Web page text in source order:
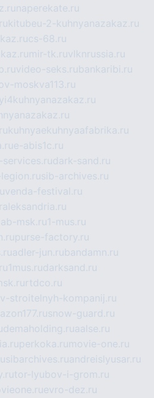
naperekate.ru
kitubeu-2-kuhnyanazakaz.ru
cs-68.ru
mir-tk.ruvlknrussia.ru
video-seks.rubankaribi.ru
moskva113.ru
kuhnyaekuhnyaafabrika.ru
e-abis1c.ru
services.rudark-sand.ru
sib-archives.ru
venda-festival.ru
msk.ru1-mus.ru
purse-factory.ru
adler-jun.rubandamn.ru
1mus.rudarksand.ru
rtdco.ru
stroitelnyh-kompanij.ru
snow-guard.ru
demaholding.ruaalse.ru
perkoka.ru movie-one.ru
sibarchives.ruandreislyusar.ru
tor-lyubov-i-grom.ru
evro-dez.ru